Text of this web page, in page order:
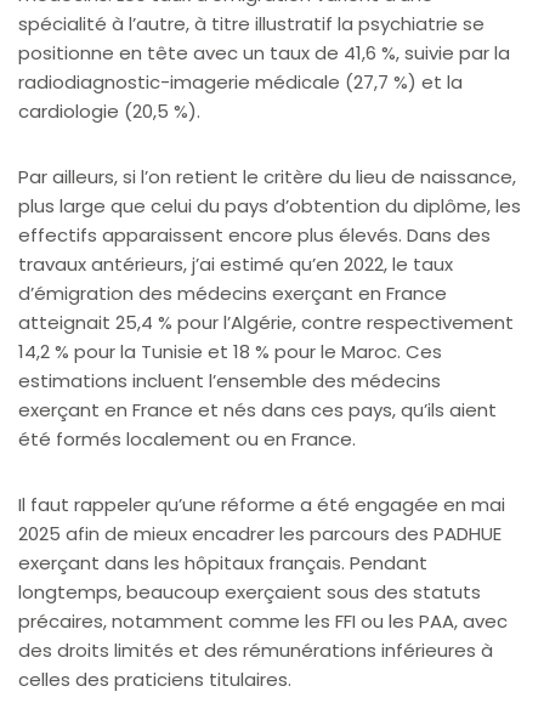
spécialité à l’autre, à titre illustratif la psychiatrie se
positionne en tête avec un taux de 41,6 %, suivie par la
radiodiagnostic-imagerie médicale (27,7 %) et la
cardiologie (20,5 %).
Par ailleurs, si l’on retient le critère du lieu de naissance,
plus large que celui du pays d’obtention du diplôme, les
effectifs apparaissent encore plus élevés. Dans des
travaux antérieurs, j’ai estimé qu’en 2022, le taux
d’émigration des médecins exerçant en France
atteignait 25,4 % pour l’Algérie, contre respectivement
14,2 % pour la Tunisie et 18 % pour le Maroc. Ces
estimations incluent l’ensemble des médecins
exerçant en France et nés dans ces pays, qu’ils aient
été formés localement ou en France.
Il faut rappeler qu’une réforme a été engagée en mai
2025 afin de mieux encadrer les parcours des PADHUE
exerçant dans les hôpitaux français. Pendant
longtemps, beaucoup exerçaient sous des statuts
précaires, notamment comme les FFI ou les PAA, avec
des droits limités et des rémunérations inférieures à
celles des praticiens titulaires.